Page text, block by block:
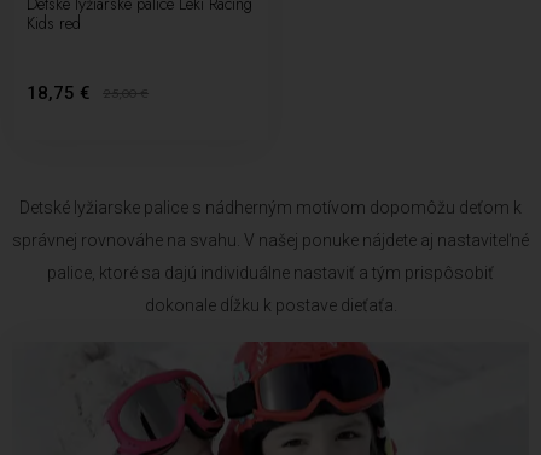
Kids red
18,75 € 25,00€
Detské lyžiarske palice s nádherným motívom dopomôžu deťom k
správnej rovnováhe na svahu. V našej ponuke nájdete aj nastaviteľné
palice, ktoré sa dajú individuálne nastaviť a tým prispôsobiť
dokonale dĺžku k postave dieťaťa.